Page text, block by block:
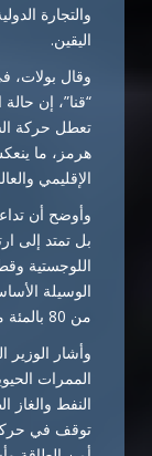
والتجارة
اليقين.
وقال بولات،
“قنا”، إن
تعطل حركة
هرمز، ما
الإقليمي
وأوضح أن
بل تمتد إلى
اللوجستية
الوسيلة
من 80 بالمئة من حجم التجارة الدولية.
وأشار
الممرات
النفط والغاز
توقف في